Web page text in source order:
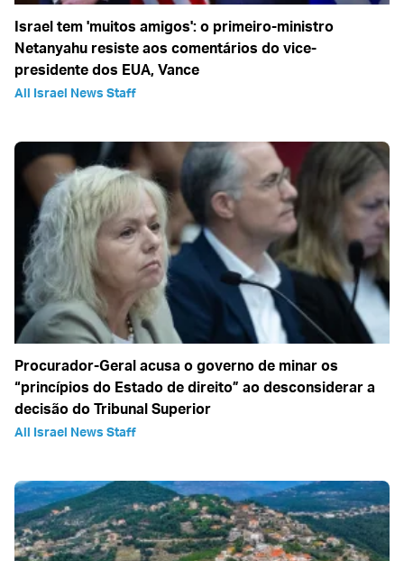
Israel tem 'muitos amigos': o primeiro-ministro
Netanyahu resiste aos comentários do vice-
presidente dos EUA, Vance
All Israel News Staff
Procurador-Geral acusa o governo de minar os
“princípios do Estado de direito” ao desconsiderar a
decisão do Tribunal Superior
All Israel News Staff